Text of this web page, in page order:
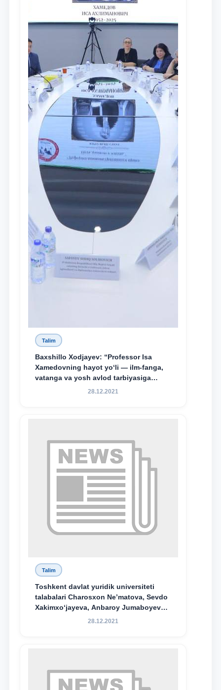
Talim
Baxshillo Xodjayev: “Professor Isa
Xamedovning hayot yo‘li — ilm-fanga,
vatanga va yosh avlod tarbiyasiga
sodiqlikning oliy namunasidir”.
28.12.2021
Talim
Toshkent davlat yuridik universiteti
talabalari Charosxon Ne’matova, Sevdo
Xakimxo‘jayeva, Anbaroy Jumaboyeva
hamda TDYU qoshidagi M.S.Vosiqova
bo‘ldi.
28.12.2021